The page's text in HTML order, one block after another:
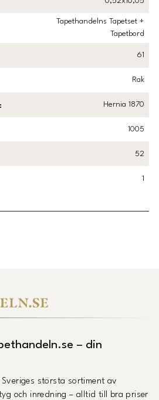
Tapethandelns Tapetset +
Tapetbord
61
Rak
: Hernia 1870
1005
52
1
– din
största sortiment av
och inredning – alltid till bra priser